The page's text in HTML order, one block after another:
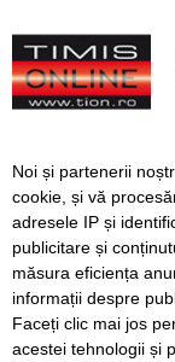
Ce facem astăzi,
Misterioso!
Construcție
iveală de nivelul
Continuă
Contract de 21
Noi și partenerii
cookie, și vă
adresele IP și
publicitare și
măsura eficiența
informații despre
Faceți clic mai jos
acestei tehnologii și